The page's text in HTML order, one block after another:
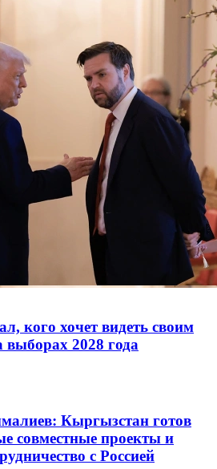
кого хочет видеть своим
2028 года
Кыргызстан готов
совместные проекты и
с Россией